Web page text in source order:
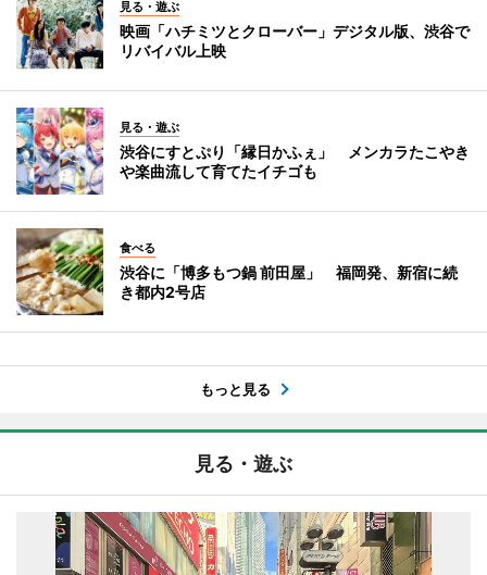
見る・遊ぶ
映画「ハチミツとクローバー」デジタル版、渋谷で
リバイバル上映
見る・遊ぶ
渋谷にすとぷり「縁日かふぇ」 メンカラたこやき
や楽曲流して育てたイチゴも
食べる
渋谷に「博多もつ鍋 前田屋」 福岡発、新宿に続
き都内2号店
もっと見る
見る・遊ぶ